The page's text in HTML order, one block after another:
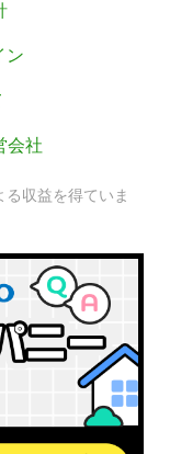
ン
会社
収益を得ていま